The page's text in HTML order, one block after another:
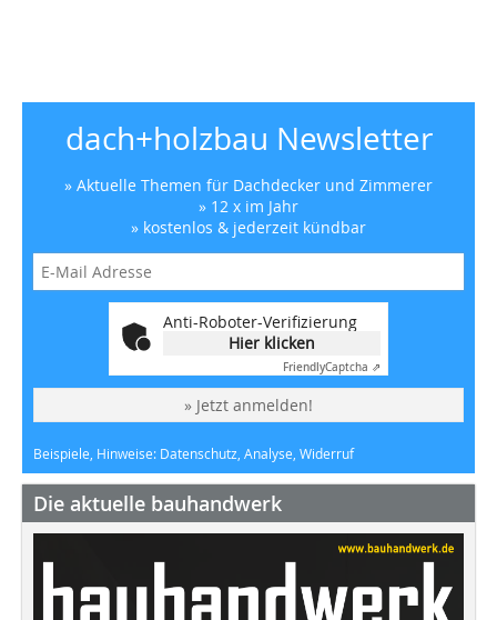
dach+holzbau Newsletter
» Aktuelle Themen für Dachdecker und Zimmerer
» 12 x im Jahr
» kostenlos & jederzeit kündbar
Anti-Roboter-Verifizierung
Hier klicken
FriendlyCaptcha ⇗
» Jetzt anmelden!
Beispiele, Hinweise: Datenschutz, Analyse, Widerruf
Die aktuelle bauhandwerk